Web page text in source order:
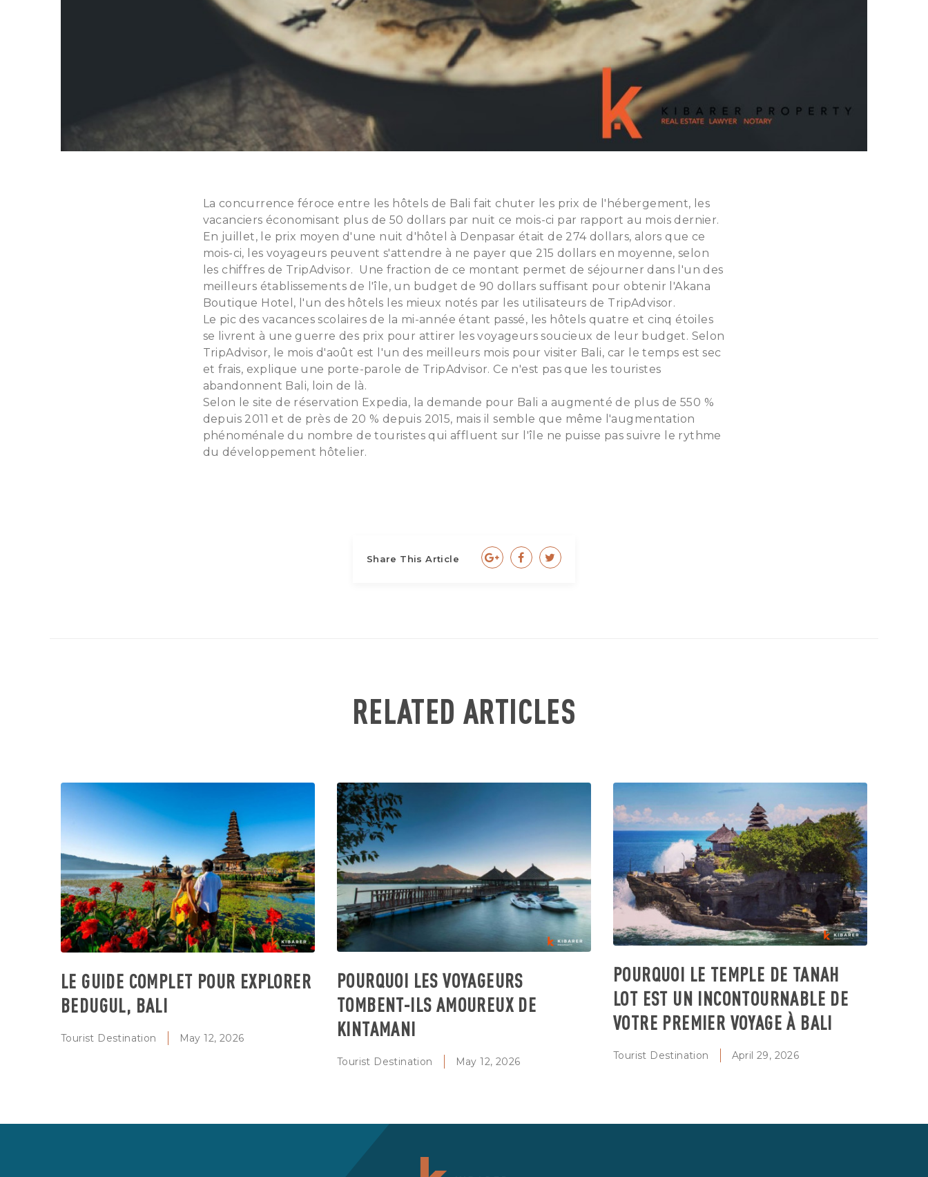
La concurrence féroce entre les hôtels de Bali fait chuter les prix de l'hébergement, les
vacanciers économisant plus de 50 dollars par nuit ce mois-ci par rapport au mois dernier.
En juillet, le prix moyen d'une nuit d'hôtel à Denpasar était de 274 dollars, alors que ce
mois-ci, les voyageurs peuvent s'attendre à ne payer que 215 dollars en moyenne, selon
les chiffres de TripAdvisor. Une fraction de ce montant permet de séjourner dans l'un des
meilleurs établissements de l'île, un budget de 90 dollars suffisant pour obtenir l'Akana
Boutique Hotel, l'un des hôtels les mieux notés par les utilisateurs de TripAdvisor.
Le pic des vacances scolaires de la mi-année étant passé, les hôtels quatre et cinq étoiles
se livrent à une guerre des prix pour attirer les voyageurs soucieux de leur budget. Selon
TripAdvisor, le mois d'août est l'un des meilleurs mois pour visiter Bali, car le temps est sec
et frais, explique une porte-parole de TripAdvisor. Ce n'est pas que les touristes
abandonnent Bali, loin de là.
Selon le site de réservation Expedia, la demande pour Bali a augmenté de plus de 550 %
depuis 2011 et de près de 20 % depuis 2015, mais il semble que même l'augmentation
phénoménale du nombre de touristes qui affluent sur l'île ne puisse pas suivre le rythme
du développement hôtelier.
Share This Article
RELATED ARTICLES
LE GUIDE COMPLET POUR EXPLORER
BEDUGUL, BALI
Tourist Destination May 12, 2026
POURQUOI LES VOYAGEURS
TOMBENT-ILS AMOUREUX DE
KINTAMANI
Tourist Destination May 12, 2026
POURQUOI LE TEMPLE DE TANAH
LOT EST UN INCONTOURNABLE DE
VOTRE PREMIER VOYAGE À BALI
Tourist Destination April 29, 2026